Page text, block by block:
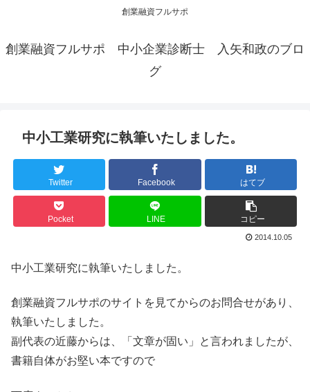
創業融資フルサポ
創業融資フルサポ 中小企業診断士 入矢和政のブロ
グ
中小工業研究に執筆いたしました。
Twitter Facebook はてブ
Pocket LINE コピー
2014.10.05
中小工業研究に執筆いたしました。
創業融資フルサポのサイトを見てからのお問合せがあり、
執筆いたしました。
副代表の近藤からは、「文章が固い」と言われましたが、
書籍自体がお堅い本ですので